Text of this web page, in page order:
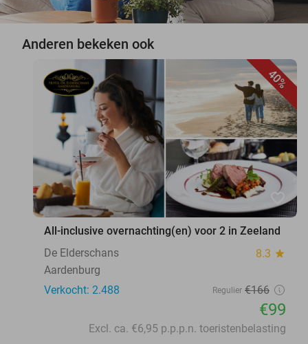
Anderen bekeken ook
40%
favorite_border
All-inclusive overnachting(en) voor 2 in Zeeland
De Elderschans
8.3 star
Aardenburg
Verkocht: 2.488
Regulier €166
€99
Excl. ca. €6,95 p.p.p.n. toeristenbelasting